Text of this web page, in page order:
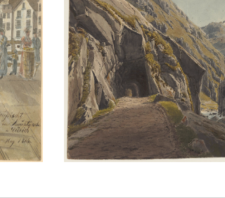
Hofbrücke
Aquarell